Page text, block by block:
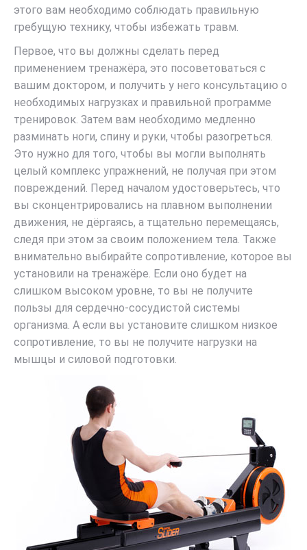
этого вам необходимо соблюдать правильную
гребущую технику, чтобы избежать травм.
Первое, что вы должны сделать перед
применением тренажёра, это посоветоваться с
вашим доктором, и получить у него консультацию о
необходимых нагрузках и правильной программе
тренировок. Затем вам необходимо медленно
разминать ноги, спину и руки, чтобы разогреться.
Это нужно для того, чтобы вы могли выполнять
целый комплекс упражнений, не получая при этом
повреждений. Перед началом удостоверьтесь, что
вы сконцентрировались на плавном выполнении
движения, не дёргаясь, а тщательно перемещаясь,
следя при этом за своим положением тела. Также
внимательно выбирайте сопротивление, которое вы
установили на тренажёре. Если оно будет на
слишком высоком уровне, то вы не получите
пользы для сердечно-сосудистой системы
организма. А если вы установите слишком низкое
сопротивление, то вы не получите нагрузки на
мышцы и силовой подготовки.